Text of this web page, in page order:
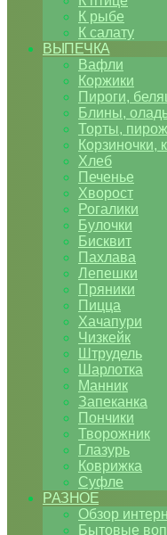
К рыбе
К салату
ВЫПЕЧКА
Вафли
Коржики
Пироги,
Блины,
Торты,
Корзиночки,
Хлеб
Печенье
Хворост
Рогалики
Булочки
Бисквит
Пахлава
Лепешки
Пряники
Пицца
Хачапури
Чизкейк
Штрудель
Шарлотка
Манник
Запеканка
Пончики
Творожник
Глазурь
Коврижка
Суфле
РАЗНОЕ
Обзор
Бытовые